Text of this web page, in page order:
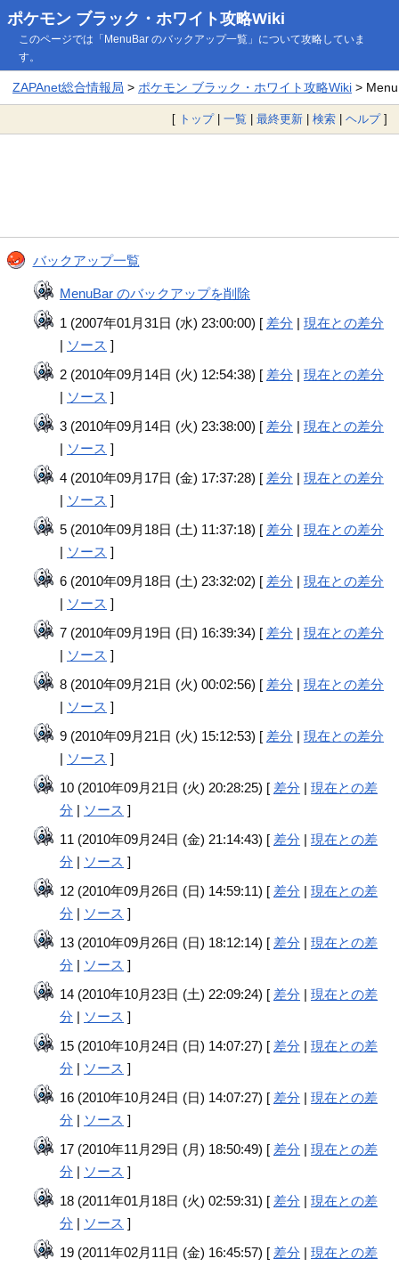
ポケモン ブラック・ホワイト攻略Wiki
このページでは「MenuBar のバックアップ一覧」について攻略していま
す。
ZAPAnet総合情報局 > ポケモン ブラック・ホワイト攻略Wiki>
[ トップ| 一覧 | 最終更新 | 検索 | ヘルプ]
バックアップ一覧
MenuBar のバックアップを削除
1 (2007年01月31日 (水) 23:00:00) [ 差分 |現在との差分
| ソース ]
2 (2010年09月14日 (火) 12:54:38) [ 差分 |現在との差分
| ソース ]
3 (2010年09月14日 (火) 23:38:00) [ 差分 |現在との差分
| ソース ]
4 (2010年09月17日 (金) 17:37:28) [ 差分 |現在との差分
| ソース ]
5 (2010年09月18日 (土) 11:37:18) [ 差分 |現在との差分
| ソース ]
6 (2010年09月18日 (土) 23:32:02) [ 差分 |現在との差分
| ソース ]
7 (2010年09月19日 (日) 16:39:34) [ 差分 |現在との差分
| ソース ]
8 (2010年09月21日 (火) 00:02:56) [ 差分 |現在との差分
| ソース ]
9 (2010年09月21日 (火) 15:12:53) [ 差分 |現在との差分
| ソース ]
10 (2010年09月21日 (火) 20:28:25) [ 差分 |現在との差
分 | ソース ]
11 (2010年09月24日 (金) 21:14:43) [ 差分 |現在との差
分 | ソース ]
12 (2010年09月26日 (日) 14:59:11) [ 差分 |現在との差
分 | ソース ]
13 (2010年09月26日 (日) 18:12:14) [ 差分 |現在との差
分 | ソース ]
14 (2010年10月23日 (土) 22:09:24) [ 差分 |現在との差
分 | ソース ]
15 (2010年10月24日 (日) 14:07:27) [ 差分 |現在との差
分 | ソース ]
16 (2010年10月24日 (日) 14:07:27) [ 差分 |現在との差
分 | ソース ]
17 (2010年11月29日 (月) 18:50:49) [ 差分 |現在との差
分 | ソース ]
18 (2011年01月18日 (火) 02:59:31) [ 差分 |現在との差
分 | ソース ]
19 (2011年02月11日 (金) 16:45:57) [ 差分 |現在との差